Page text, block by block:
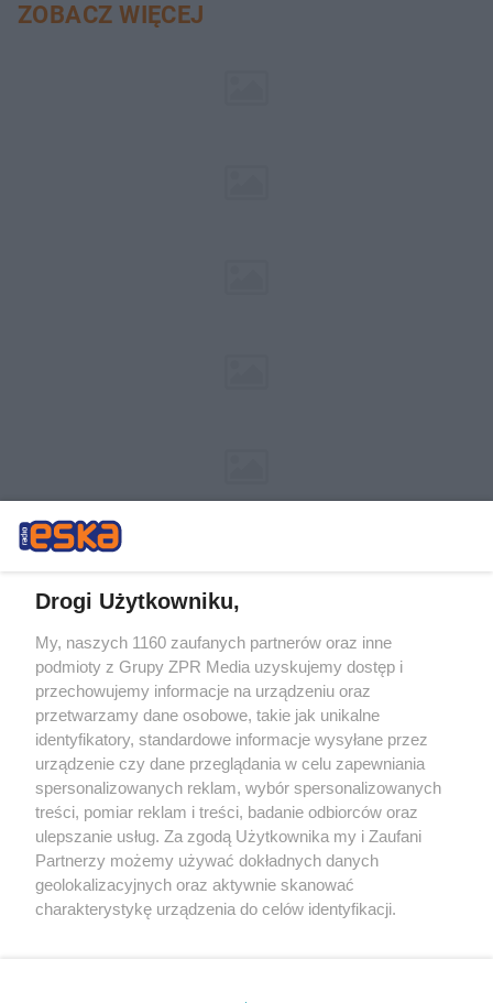
ZOBACZ WIĘCEJ
Żaden utwór zamieszczony w serwisie nie może być powielany i
rozpowszechniany lub dalej rozpowszechniany w jakikolwiek sposób (w
tym także elektroniczny lub mechaniczny) na jakimkolwiek polu
eksploatacji w jakiejkolwiek formie, włącznie z umieszczaniem w
Internecie bez pisemnej zgody właściciela praw. Jakiekolwiek użycie lub
wykorzystanie utworów w całości lub w części z naruszeniem prawa,
tzn. bez właściwej zgody, jest zabronione pod groźbą kary i może być
ścigane prawnie.
Drogi Użytkowniku,
My, naszych 1160 zaufanych partnerów oraz inne
podmioty z Grupy ZPR Media uzyskujemy dostęp i
przechowujemy informacje na urządzeniu oraz
przetwarzamy dane osobowe, takie jak unikalne
identyfikatory, standardowe informacje wysyłane przez
urządzenie czy dane przeglądania w celu zapewniania
spersonalizowanych reklam, wybór spersonalizowanych
treści, pomiar reklam i treści, badanie odbiorców oraz
ulepszanie usług. Za zgodą Użytkownika my i Zaufani
Partnerzy możemy używać dokładnych danych
geolokalizacyjnych oraz aktywnie skanować
charakterystykę urządzenia do celów identyfikacji.